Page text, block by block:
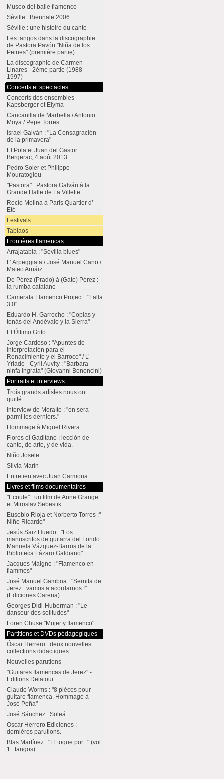
Museo del baile flamenco
Séville : Biennale 2006
Séville : une histoire du cante
Les tangos dans la discographie
de Pastora Pavón "Niña de los
Peines" (première partie)
La discographie de Carmen
Linares - 2ème partie (1988 -
1997)
Concerts et spectacles
Concerts des ensembles
Kapsberger et Elyma
Cancanilla de Marbella / Antonio
Moya / Pepe Torres
Israel Galván : "La Consagración
de la primavera"
El Pola et Juan del Gastor :
Bergerac, 4 août 2013
Pedro Soler et Philippe
Mouratoglou
"Pastora" : Pastora Galván à la
Grande Halle de La Villette
Rocío Molina à Paris Quartier d’
Eté
Festivals
Tablaos
Frontières flamencas
Arrajatabla : "Sevilla blues"
L’ Arpeggiata / José Manuel Cano /
Mateo Arnáiz
De Pérez (Prado) à (Gato) Pérez :
la rumba catalane
Camerata Flamenco Project : "Falla
3.0"
Eduardo H. Garrocho : "Coplas y
tonás del Andévalo y la Sierra"
El Último Grito
Jorge Cardoso : "Apuntes de
interpretación para el
Renacimiento y el Barroco" / L’
Yriade - Cyril Auvity : "Barbara
ninfa ingrata" (Giovanni Bononcini)
Portraits et interviews
Trois grands artistes nous ont
quitté
Interview de Moraíto : "on sera
parmi les derniers."
Hommage à Miguel Rivera
Flores el Gaditano : lección de
cante, de arte, y de vida.
Niño Josele
Silvia Marín
Entretien avec Juan Carmona
Livres et films documentaires
"Ecoute" : un film de Anne Grange
et Miroslav Sebestik
Eusebio Rioja et Norberto Torres :"
Niño Ricardo"
Jesús Saiz Huedo : "Los
manuscritos de guitarra del Fondo
Manuela Vázquez-Barros de la
Biblioteca Lázaro Galdiano"
Jacques Maigne : "Flamenco en
flammes"
José Manuel Gamboa : "Sernita de
Jerez : vamos a acordarnos !"
(Ediciones Carena)
Georges Didi-Huberman : "Le
danseur des solitudes"
Loren Chuse "Mujer y flamenco"
Partitions et DVDs pédagogiques
Óscar Herrero : deux nouvelles
collections didactiques
Nouvelles parutions
"Guitares flamencas de Jerez" -
Editions Delatour
Claude Worms : "8 pièces pour
guitare flamenca. Hommage à
José Peña"
José Sánchez : Soleá
Oscar Herrero Ediciones :
dernières parutions.
Blas Martínez : "El toque por..." (vol.
1 : tangos)